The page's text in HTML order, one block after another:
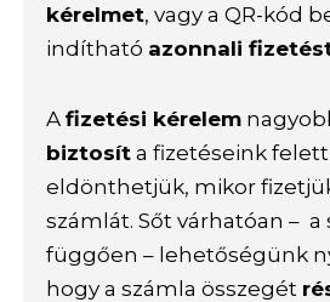
kérelmet, vagy a QR-kód
indítható azonnali
Afizetési kérelem
biztosít a fizetéseink felett
eldönthetjük, mikor
számlát. Sőt várhatóan –
függően – lehetőségünk
hogy a számla összegét